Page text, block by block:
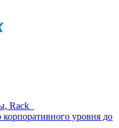
Rack
корпоративного уровня до